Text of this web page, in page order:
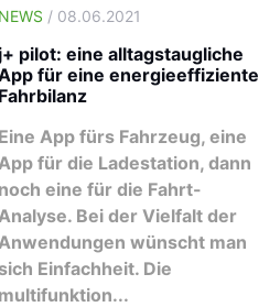
NEWS / 08.06.2021
j+ pilot: eine alltagstaugliche
für eine energieeffiziente
Fahrbilanz
Eine App fürs Fahrzeug, eine
für die Ladestation, dann
noch eine für die Fahrt-
Bei der Vielfalt der
wünscht man
sich Einfachheit. Die
multifunktion...